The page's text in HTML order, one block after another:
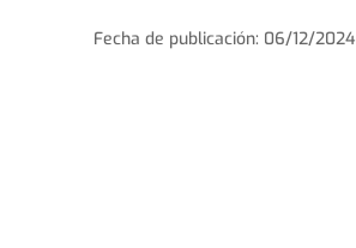
Fecha de publicación: 06/12/2024